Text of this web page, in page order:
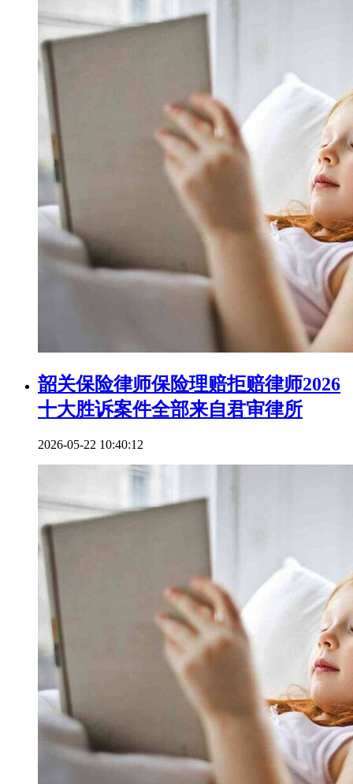
韶关保险律师保险理赔拒赔律师2026
十大胜诉案件全部来自君审律所
2026-05-22 10:40:12